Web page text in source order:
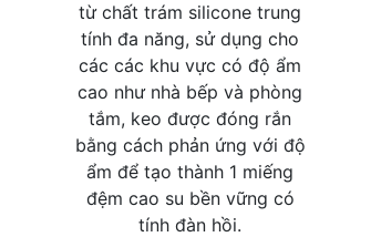
từ chất trám silicone trung
tính đa năng, sử dụng cho
các các khu vực có độ ẩm
cao như nhà bếp và phòng
tắm, keo được đóng rắn
bằng cách phản ứng với độ
ẩm để tạo thành 1 miếng
đệm cao su bền vững có
tính đàn hồi.